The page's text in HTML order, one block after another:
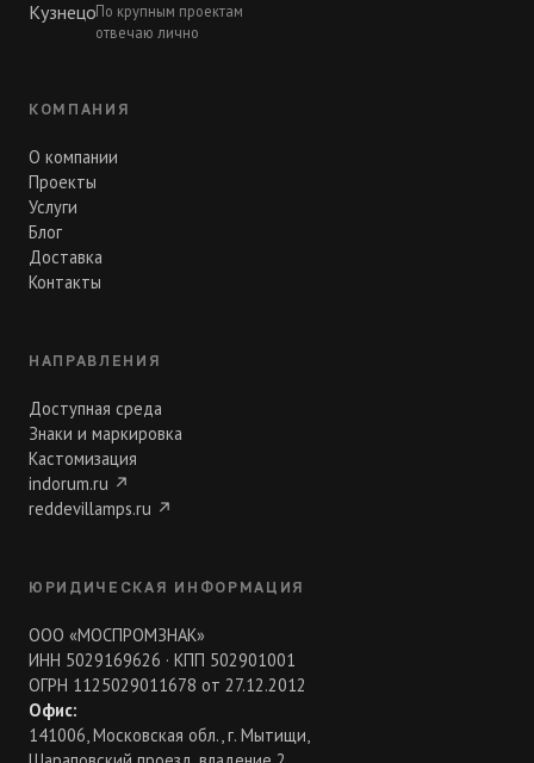
По крупным проектам
отвечаю лично
КОМПАНИЯ
О компании
Проекты
Услуги
Блог
Доставка
Контакты
НАПРАВЛЕНИЯ
Доступная среда
Знаки и маркировка
Кастомизация
indorum.ru ↗
reddevillamps.ru ↗
ЮРИДИЧЕСКАЯ ИНФОРМАЦИЯ
ООО «МОСПРОМЗНАК»
ИНН 5029169626 · КПП 502901001
ОГРН 1125029011678 от 27.12.2012
Офис:
141006, Московская обл., г. Мытищи,